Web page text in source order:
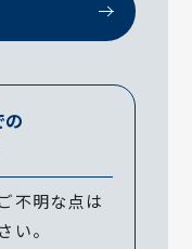
の
不明な点は
い。